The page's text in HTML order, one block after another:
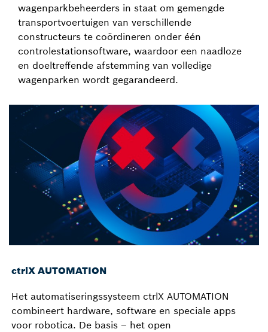
wagenparkbeheerders in staat om gemengde
transportvoertuigen van verschillende
constructeurs te coördineren onder één
controlestationsoftware, waardoor een naadloze
en doeltreffende afstemming van volledige
wagenparken wordt gegarandeerd.
ctrlX AUTOMATION
Het automatiseringssysteem ctrlX AUTOMATION
combineert hardware, software en speciale apps
voor robotica. De basis – het open